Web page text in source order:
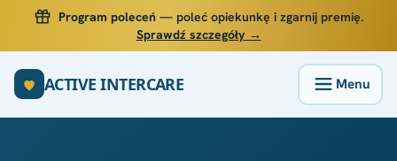
Program poleceń— poleć opiekunkę i zgarnij premię.
Sprawdź szczegóły →
ACTIVE INTERCARE